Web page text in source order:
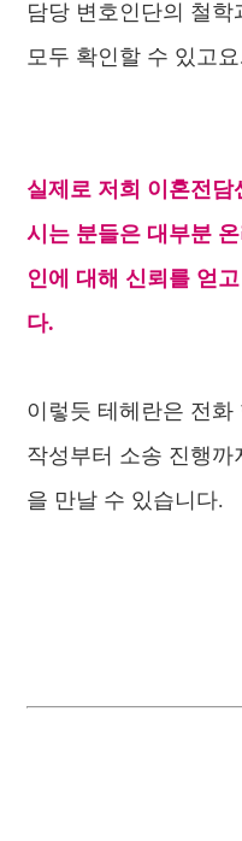
담당 변호인단의 철
모두 확인할 수 있고
실제로 저희 이혼전
시는 분들은 대부분
인에 대해 신뢰를 얻
다.
이렇듯 테헤란은 전화
작성부터 소송 진행까
을 만날 수 있습니다.